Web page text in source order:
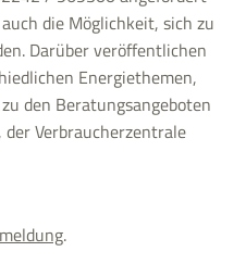
die Möglichkeit, sich zu
Darüber veröffentlichen
Energiethemen,
den Beratungsangeboten
Verbraucherzentrale
.